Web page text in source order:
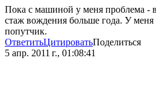
Пока с машиной у меня проблема -
стаж вождения больше года. У
попутчик.
ОтветитьЦитироватьПоделиться
5 апр. 2011 г., 01:08:41